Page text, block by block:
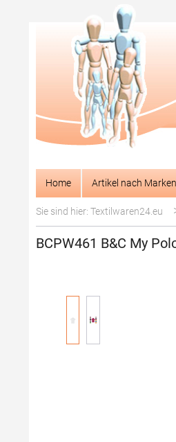
Zur Hauptnavigation springen
Home Artikel nach Marken
Sie sind hier: Textilwaren24.eu
BCPW461 B&C My